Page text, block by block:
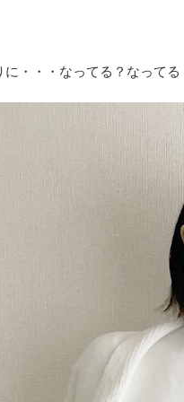
・・・なってる？なってる